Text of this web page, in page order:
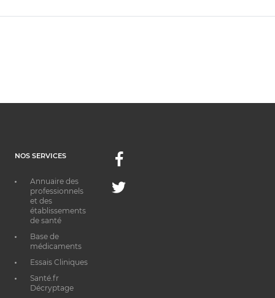
NOS SERVICES
Annuaire des
professionnels
et des
établissements
de santé
Base de
médicaments
Essais Cliniques
Santé.fr
Décryptage
Facebook
Twitter